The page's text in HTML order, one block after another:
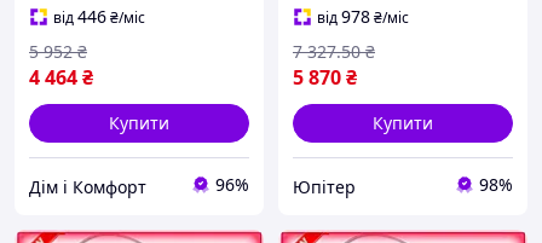
від446₴/міс
4 464₴
5 952 ₴
Купити
Дім і Комфорт 96%
вогні та в ду UPT66-B
від978₴/міс
5 870₴
7 327.50 ₴
Купити
Юпітер 98%